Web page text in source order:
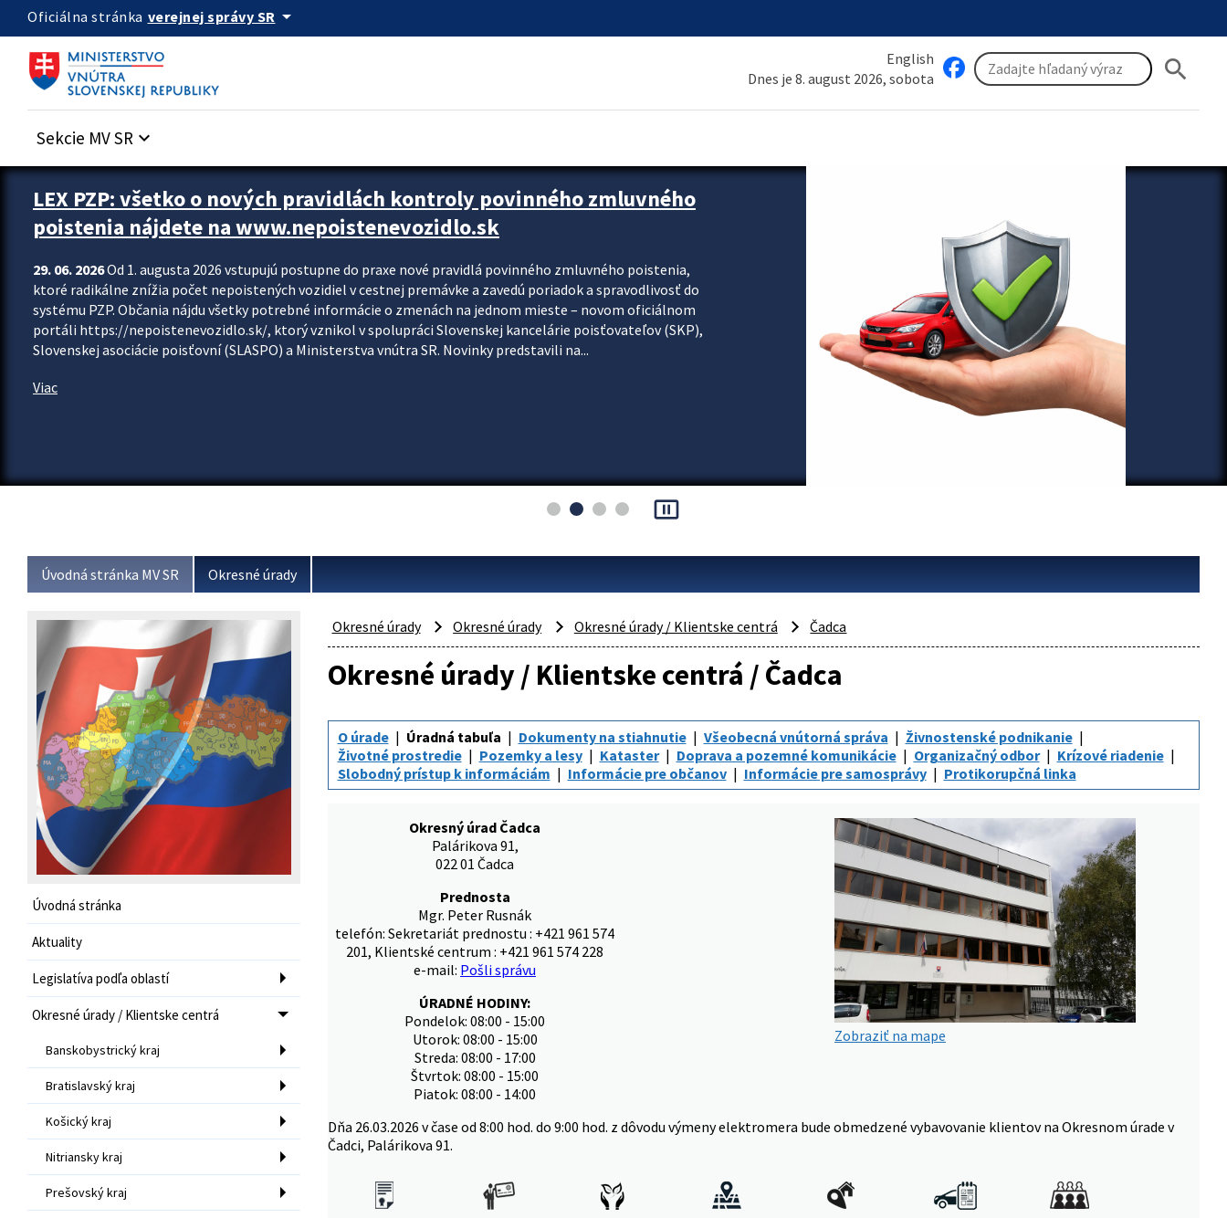
Preskocit na hlavný obsah
Oficiálna stránka verejnej správy SR arrow_drop_down
English
Dnes je 8. august 2026, sobota
search
Sekcie MV SR keyboard_arrow_down
Zastavit automatický posun upútavok
LEX PZP: všetko o nových pravidlách kontroly povinného zmluvného
poistenia nájdete na www.nepoistenevozidlo.sk
29. 06. 2026Od 1. augusta 2026 vstupujú postupne do praxe nové pravidlá povinného zmluvného poistenia,
ktoré radikálne znížia počet nepoistených vozidiel v cestnej premávke a zavedú poriadok a spravodlivosť do
systému PZP. Občania nájdu všetky potrebné informácie o zmenách na jednom mieste – novom oficiálnom
portáli https://nepoistenevozidlo.sk/, ktorý vznikol v spolupráci Slovenskej kancelárie poisťovateľov (SKP),
Slovenskej asociácie poisťovní (SLASPO) a Ministerstva vnútra SR. Novinky predstavili na...
Viac
pause_presentation
Úvodná stránka MV SR Okresné úrady
Úvodná stránka
Aktuality
Legislatíva podľa oblastí
Okresné úrady / Klientske centrá
Banskobystrický kraj
Bratislavský kraj
Košický kraj
Nitriansky kraj
Prešovský kraj
Okresné úrady Okresné úrady Okresné úrady / Klientske centrá Čadca
Okresné úrady / Klientske centrá / Čadca
O úrade Úradná tabuľa Dokumenty na stiahnutie Všeobecná vnútorná správa
Živnostenské podnikanie
Životné prostredie
Pozemky a lesy Kataster Doprava a pozemné komunikácie Organizačný odbor
Krízové riadenie
Slobodný prístup k informáciám
Informácie pre občanov Informácie pre samosprávy Protikorupčná linka
Okresný úrad Čadca
Palárikova 91,
022 01 Čadca
Prednosta
Mgr. Peter Rusnák
telefón: Sekretariát prednostu : +421 961 574
201, Klientské centrum : +421 961 574 228
e-mail: Pošli správu
ÚRADNÉ HODINY:
Pondelok: 08:00 - 15:00
Utorok: 08:00 - 15:00
Streda: 08:00 - 17:00
Štvrtok: 08:00 - 15:00
Piatok: 08:00 - 14:00
Zobraziť na mape
Dňa 26.03.2026 v čase od 8:00 hod. do 9:00 hod. z dôvodu výmeny elektromera bude obmedzené vybavovanie klientov na Okresnom úrade v
Čadci, Palárikova 91.